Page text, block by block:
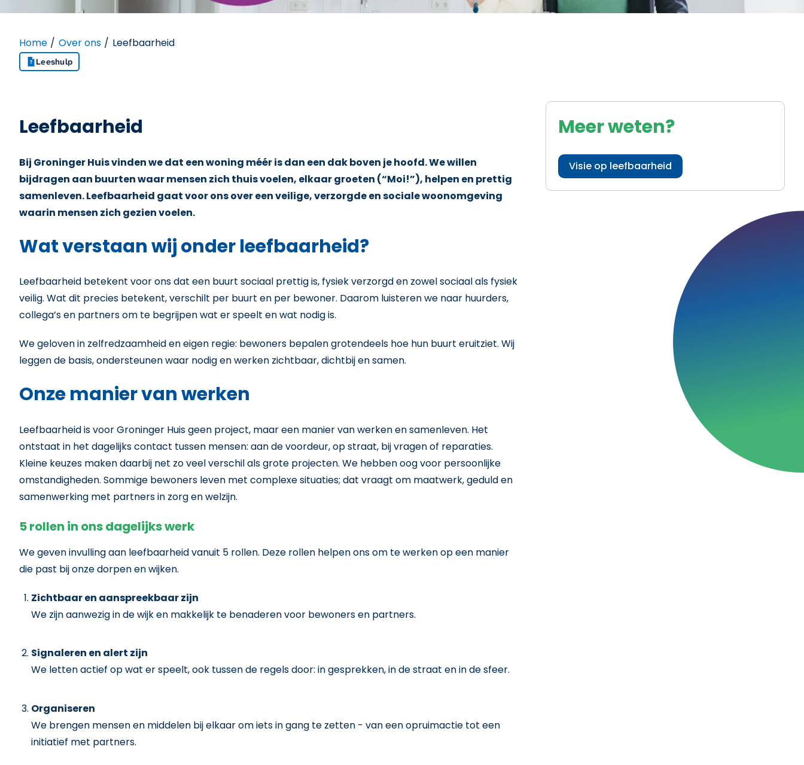
Home Over ons Leefbaarheid
Leeshulp
Leefbaarheid
Bij Groninger Huis vinden we dat een woning méér is dan een dak boven je hoofd. We willen
bijdragen aan buurten waar mensen zich thuis voelen, elkaar groeten (“Moi!”), helpen en prettig
samenleven. Leefbaarheid gaat voor ons over een veilige, verzorgde en sociale woonomgeving
waarin mensen zich gezien voelen.
Wat verstaan wij onder leefbaarheid?
Leefbaarheid betekent voor ons dat een buurt sociaal prettig is, fysiek verzorgd en zowel sociaal als fysiek
veilig. Wat dit precies betekent, verschilt per buurt en per bewoner. Daarom luisteren we naar huurders,
collega’s en partners om te begrijpen wat er speelt en wat nodig is.
We geloven in zelfredzaamheid en eigen regie: bewoners bepalen grotendeels hoe hun buurt eruitziet. Wij
leggen de basis, ondersteunen waar nodig en werken zichtbaar, dichtbij en samen.
Onze manier van werken
Leefbaarheid is voor Groninger Huis geen project, maar een manier van werken en samenleven. Het
ontstaat in het dagelijks contact tussen mensen: aan de voordeur, op straat, bij vragen of reparaties.
Kleine keuzes maken daarbij net zo veel verschil als grote projecten. We hebben oog voor persoonlijke
omstandigheden. Sommige bewoners leven met complexe situaties; dat vraagt om maatwerk, geduld en
samenwerking met partners in zorg en welzijn.
5 rollen in ons dagelijks werk
We geven invulling aan leefbaarheid vanuit 5 rollen. Deze rollen helpen ons om te werken op een manier
die past bij onze dorpen en wijken.
Zichtbaar en aanspreekbaar zijn
We zijn aanwezig in de wijk en makkelijk te benaderen voor bewoners en partners.
Signaleren en alert zijn
We letten actief op wat er speelt, ook tussen de regels door: in gesprekken, in de straat en in de sfeer.
Organiseren
We brengen mensen en middelen bij elkaar om iets in gang te zetten - van een opruimactie tot een
initiatief met partners.
Meer weten?
Visie op leefbaarheid